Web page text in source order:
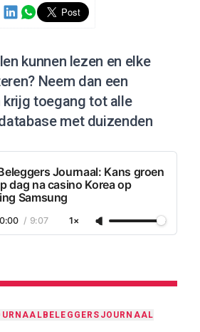
kunnen lezen en elke
Neem dan een
toegang tot alle
met duizenden
Journaal: Kans groen
dag na casino Korea op
Samsung
0:00 / 9:07 1×
BELEGGERSJOURNAAL